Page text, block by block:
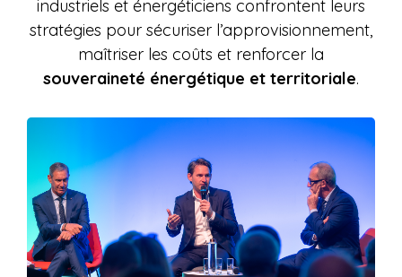
industriels et énergéticiens confrontent leurs
stratégies pour sécuriser l’approvisionnement,
maîtriser les coûts et renforcer la
souveraineté énergétique et territoriale.